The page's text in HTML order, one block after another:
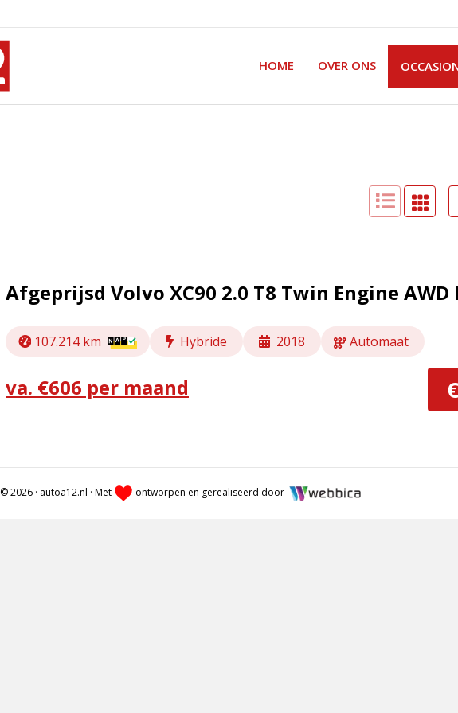
HOME OVER ONS
Afgeprijsd Volvo XC90 2.0 T8 Twin Engine
107.214 km Hybride 2018 Automaat
va. €606 per maand
© 2026 · autoa12.nl · Met ontworpen en gerealiseerd door